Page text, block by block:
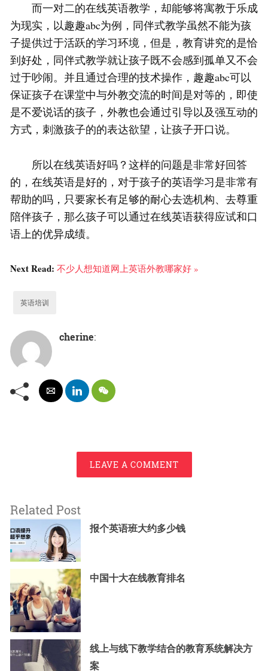
而一对二的在线英语教学，却能够将寓教于乐成
为现实，以趣趣abc为例，同伴式教学虽然不能为孩
子提供过于活跃的学习环境，但是，教育讲究的是恰
到好处，同伴式教学就让孩子既不会感到孤单又不会
过于吵闹。并且通过合理的技术操作，趣趣abc可以
保证孩子在课堂中与外教交流的时间是对等的，即使
是不爱说话的孩子，外教也会通过引导以及强互动的
方式，刺激孩子的的表达欲望，让孩子开口说。
所以在线英语好吗？这样的问题是非常好回答
的，在线英语是好的，对于孩子的英语学习是非常有
帮助的吗，只要家长有足够的耐心去选机构、去尊重
陪伴孩子，那么孩子可以通过在线英语获得应试和口
语上的优异成绩。
Next Read: 不少人想知道网上英语外教哪家好 »
英语培训
cherine:
LEAVE A COMMENT
Related Post
报个英语班大约多少钱
中国十大在线教育排名
线上与线下教学结合的教育系统解决方
案